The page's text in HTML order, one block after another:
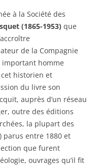
à la Société des
(1865-1953) que
de la Compagnie
homme
cet historien et
du livre son
auprès d’un réseau
outre des éditions
la plupart des
parus entre 1880 et
que furent
ouvrages qu’il fit